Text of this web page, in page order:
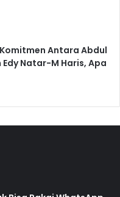
Antara Abdul
Natar-M Haris, Apa